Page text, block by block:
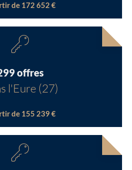
de 172 652 €
offres
l'Eure (27)
de 155 239 €